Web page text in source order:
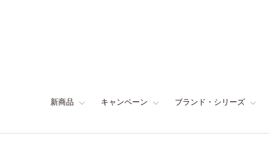
新商品 キャンペーン ブランド・シリーズ